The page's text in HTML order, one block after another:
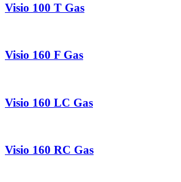
Visio 100 T Gas
Visio 160 F Gas
Visio 160 LC Gas
Visio 160 RC Gas